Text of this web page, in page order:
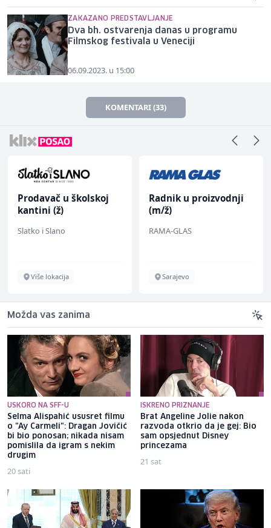
ZAKAZANO PREDSTAVLJANJE
Dva bh. ostvarenja danas u programu
Filmskog festivala u Veneciji
06.09.2023. u 15:00
KOMENTARI (33)
Prodavač u školskoj
kantini (ž)
Slatko i Slano
Više lokacija
Radnik u proizvodnji
(m/ž)
RAMA-GLAS
Sarajevo
Možda vas zanima
USKORO NA SFF-U
Selma Alispahić ususret filmu
o "Ay Carmeli": Dragan Jovičić
bi bio ponosan; nikada nisam
pomislila da igram s nekim
drugim
20 sati
ISKRENO PRIZNANJE
Brat Angeline Jolie nakon
razvoda otkrio da je gej: Bio
sam opsjednut Disney
princezama
21 sat